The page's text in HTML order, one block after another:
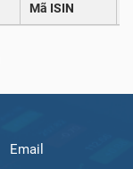
Mã ISIN
Email